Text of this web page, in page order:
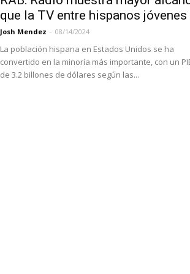
que la TV entre hispanos jóvenes
Josh Mendez - 08/14/2024
La población hispana en Estados Unidos se ha
convertido en la minoría más importante, con un
de 3.2 billones de dólares según las...